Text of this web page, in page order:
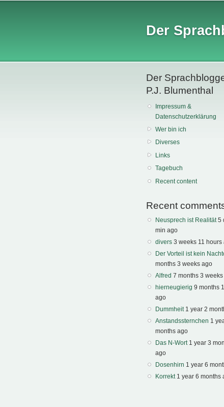
Der
Der
P.J. Blumenthal
Impressum &
Datenschutzerklärung
Wer bin ich
Diverses
Links
Tagebuch
Recent content
Recent
Neusprech ist Realität 5
min ago
divers 3 weeks 11 hours
Der Vorteil ist kein
months 3 weeks ago
Alfred 7 months 3
hierneugierig 9 months
ago
Dummheit 1 year 2
Anstandssternchen 1
months ago
Das N-Wort 1 year 3
ago
Dosenhirn 1 year 6
Korrekt 1 year 6 months